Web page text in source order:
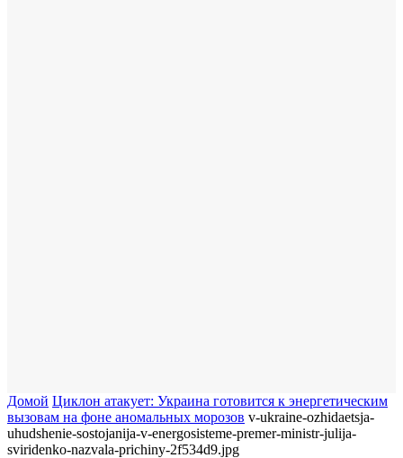
Домой Циклон атакует: Украина готовится к энергетическим
вызовам на фоне аномальных морозов v-ukraine-ozhidaetsja-
uhudshenie-sostojanija-v-energosisteme-premer-ministr-julija-
sviridenko-nazvala-prichiny-2f534d9.jpg